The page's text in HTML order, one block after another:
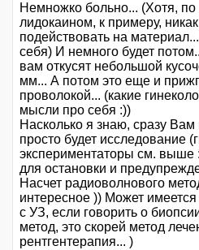
Немножко больно... (Хотя,
лидокаином, к примеру,
подействовать на
себя) И немного будет
вам откусят небольшой
мм... А потом это еще и
проволокой... (какие
мысли про себя :))
Насколько я знаю, сразу Вам
просто будет исследование
экспериментаторы см. выше
для остановки и
Насчет радиоволнового
интересное )) Может
с УЗ, если говорить о
метод, это скорей метод
рентгентерапия... )